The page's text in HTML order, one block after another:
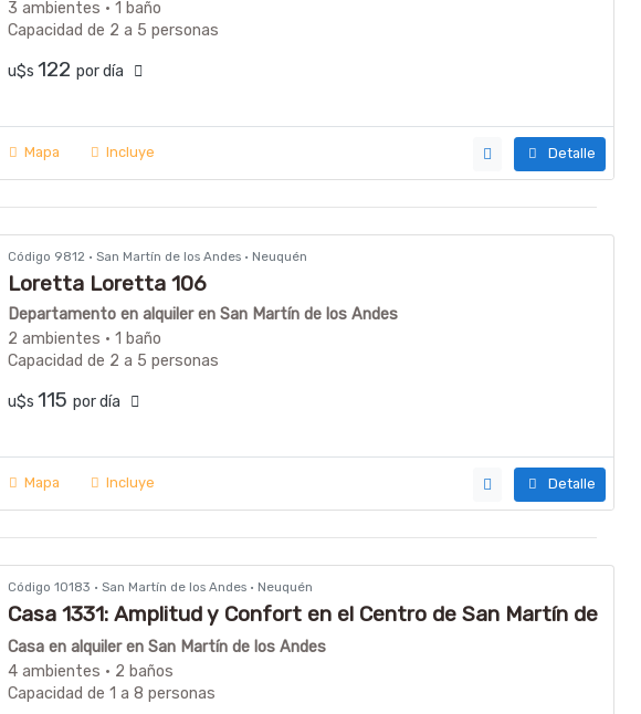
3 ambientes · 1 baño
Capacidad de 2 a 5 personas
u$s 122 por día
Mapa Incluye Detalle
Código 9812 · San Martín de los Andes · Neuquén
Loretta Loretta 106
Departamento en alquiler en San Martín de los Andes
2 ambientes · 1 baño
Capacidad de 2 a 5 personas
u$s 115 por día
Mapa Incluye Detalle
Código 10183 · San Martín de los Andes · Neuquén
Casa 1331: Amplitud y Confort en el Centro de San Martín de
los Andes
Casa en alquiler en San Martín de los Andes
4 ambientes · 2 baños
Capacidad de 1 a 8 personas